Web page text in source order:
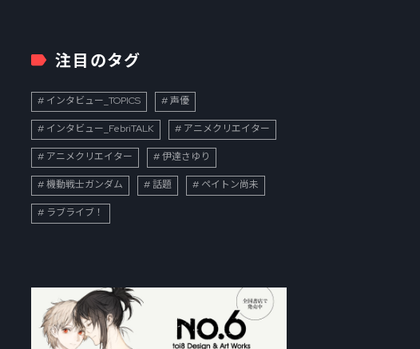
注目のタグ
インタビュー_TOPICS 声優
インタビュー_FebriTALK アニメクリエイター
アニメクリエイター 伊達さゆり
機動戦士ガンダム 話題 ペイトン尚未
ラブライブ！